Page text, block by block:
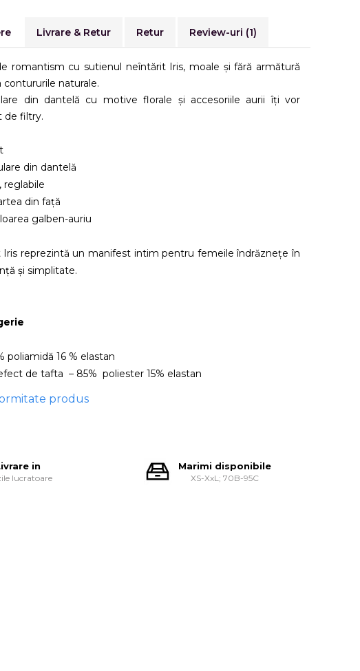
Livrare & Retur Retur Review-uri (1)
romantism cu sutienul neîntărit Iris, moale și fără armătură
naturale.
din dantelă cu motive florale și accesoriile aurii îți vor
de filtry.
din dantelă
reglabile
din față
galben-auriu
Iris reprezintă un manifest intim pentru femeile îndrăznețe în
și simplitate.
poliamidă 16 % elastan
de tafta – 85% poliester 15% elastan
produs
in
lucratoare
Marimi disponibile
XS-XxL; 70B-95C